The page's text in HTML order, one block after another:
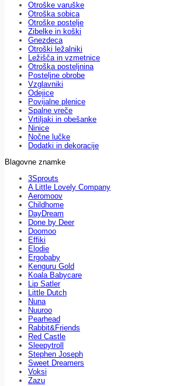
Otroške varuške
Otroška sobica
Otroške postelje
Zibelke in koški
Gnezdeca
Otroški ležalniki
Ležišča in vzmetnice
Otroška posteljnina
Posteljne obrobe
Vzglavniki
Odejice
Povijalne plenice
Spalne vreče
Vrtiljaki in obešanke
Ninice
Nočne lučke
Dodatki in dekoracije
Blagovne znamke
3Sprouts
A Little Lovely Company
Aeromoov
Childhome
DayDream
Done by Deer
Doomoo
Effiki
Elodie
Ergobaby
Kenguru Gold
Koala Babycare
Lip Satler
Little Dutch
Nuna
Nuuroo
Pearhead
Rabbit&Friends
Red Castle
Sleepytroll
Stephen Joseph
Sweet Dreamers
Voksi
Zazu